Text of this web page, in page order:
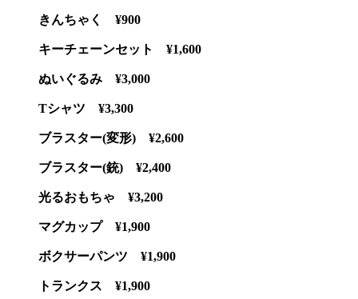
きんちゃく ¥900
キーチェーンセット ¥1,600
ぬいぐるみ ¥3,000
Tシャツ ¥3,300
ブラスター(変形) ¥2,600
ブラスター(銃) ¥2,400
光るおもちゃ ¥3,200
マグカップ ¥1,900
ボクサーパンツ ¥1,900
トランクス ¥1,900